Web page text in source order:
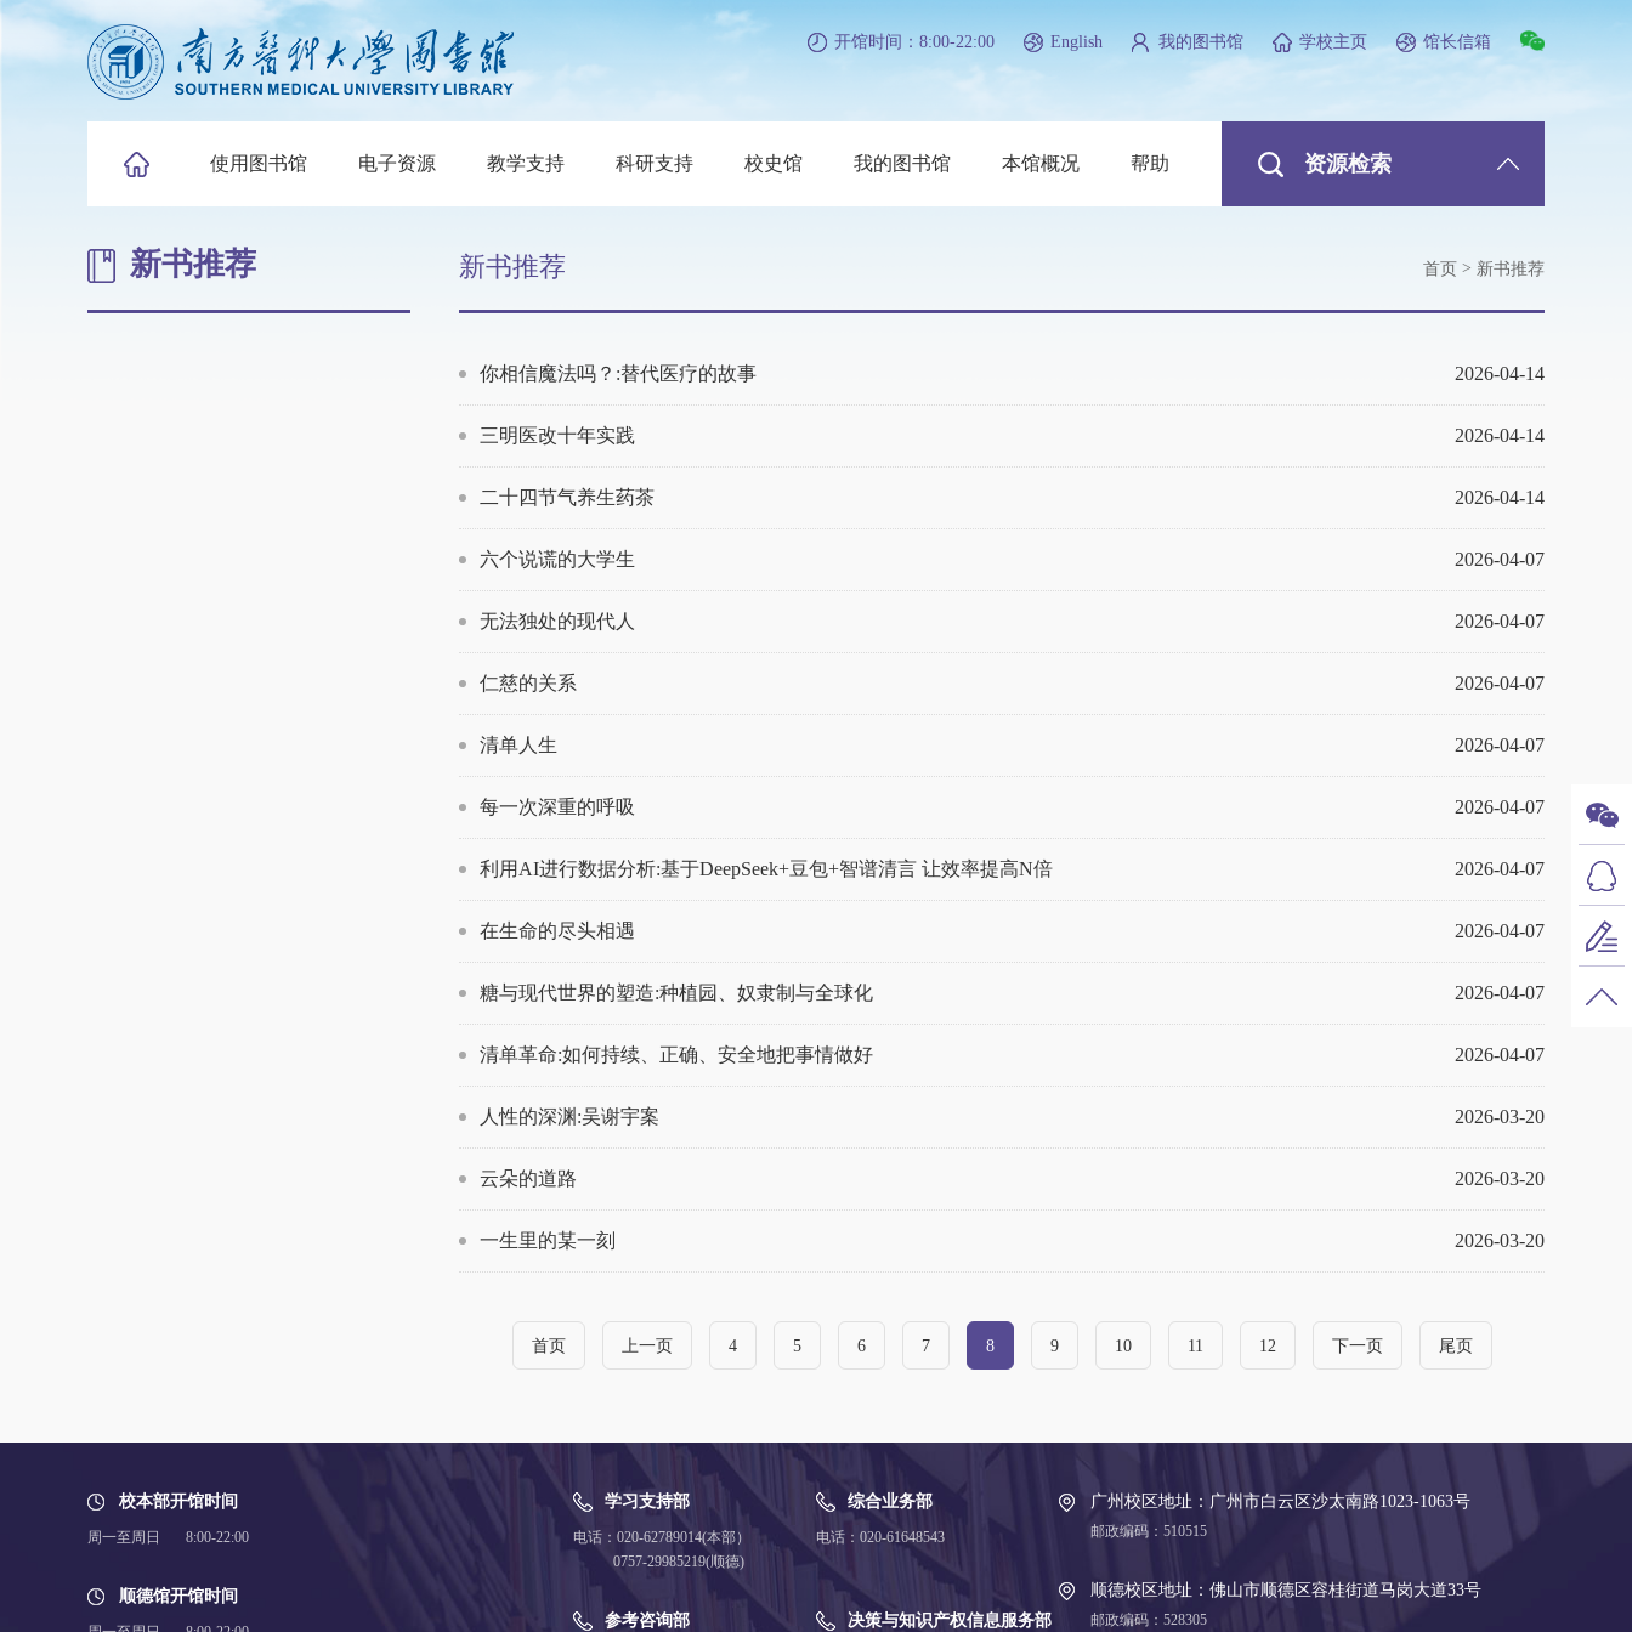
开馆时间：8:00-22:00 English 我的图书馆 学校主页 馆长信箱
资源检索
使用图书馆 电子资源 教学支持 科研支持 校史馆 我的图书馆 本馆概况 帮助
新书推荐 新书推荐 首页 > 新书推荐
2026-04-14
你相信魔法吗？:替代医疗的故事
2026-04-14
三明医改十年实践
2026-04-14
二十四节气养生药茶
2026-04-07
六个说谎的大学生
2026-04-07
无法独处的现代人
2026-04-07
仁慈的关系
2026-04-07
清单人生
2026-04-07
每一次深重的呼吸
2026-04-07
利用AI进行数据分析:基于DeepSeek+豆包+智谱清言 让效率提高N倍
2026-04-07
在生命的尽头相遇
2026-04-07
糖与现代世界的塑造:种植园、奴隶制与全球化
2026-04-07
清单革命:如何持续、正确、安全地把事情做好
2026-03-20
人性的深渊:吴谢宇案
2026-03-20
云朵的道路
2026-03-20
一生里的某一刻
首页 上一页 4 5 6 7 8 9 10 11 12 下一页 尾页
校本部开馆时间
周一至周日 8:00-22:00
顺德馆开馆时间
学习支持部
电话：020-62789014(本部）
0757-29985219(顺德)
综合业务部
电话：020-61648543
参考咨询部 决策与知识产权信息服务部
广州校区地址：广州市白云区沙太南路1023-1063号
邮政编码：510515
顺德校区地址：佛山市顺德区容桂街道马岗大道33号
邮政编码：528305